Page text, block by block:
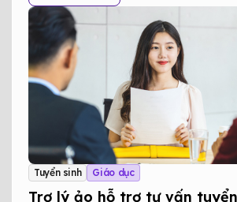
Tuyển sinh Giáo dục
Trợ lý ảo hỗ trợ tư vấn